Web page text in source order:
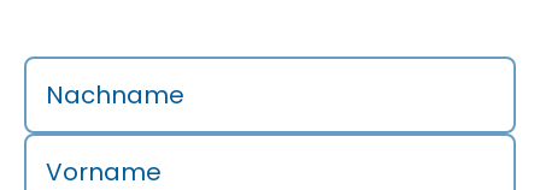
Nachname
Vorname